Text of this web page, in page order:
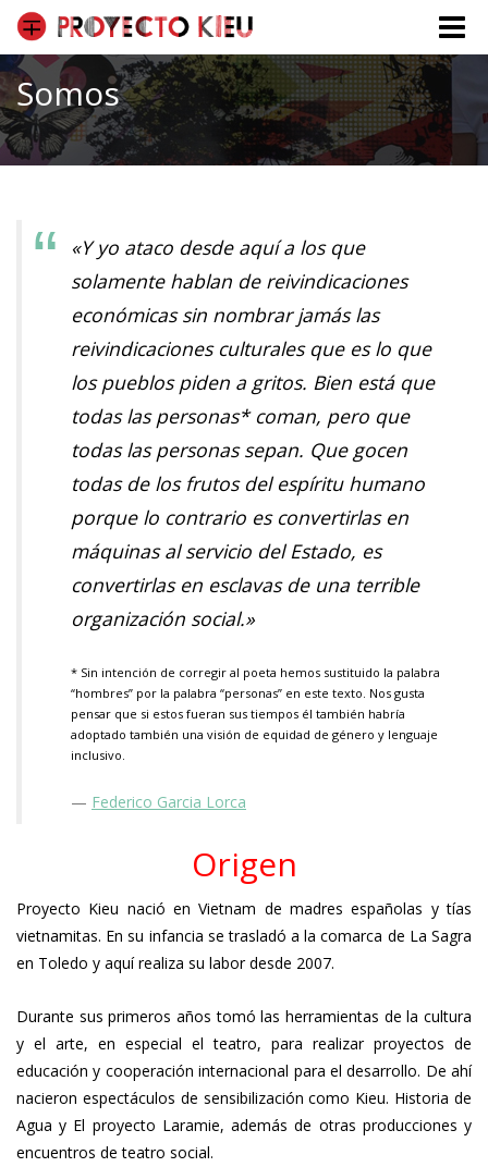
Toggle
Somos
«Y yo ataco desde aquí a los que
solamente hablan de reivindicaciones
económicas sin nombrar jamás las
reivindicaciones culturales que es lo que
los pueblos piden a gritos. Bien está que
todas las personas* coman, pero que
todas las personas sepan. Que gocen
todas de los frutos del espíritu humano
porque lo contrario es convertirlas en
máquinas al servicio del Estado, es
convertirlas en esclavas de una terrible
organización social.»
* Sin intención de corregir al poeta hemos sustituido la palabra
“hombres” por la palabra “personas” en este texto. Nos gusta
pensar que si estos fueran sus tiempos él también habría
adoptado también una visión de equidad de género y lenguaje
inclusivo.
Federico Garcia Lorca
Origen
Proyecto Kieu nació en Vietnam de madres españolas y tías
vietnamitas. En su infancia se trasladó a la comarca de La Sagra
en Toledo y aquí realiza su labor desde 2007.
Durante sus primeros años tomó las herramientas de la cultura
y el arte, en especial el teatro, para realizar proyectos de
educación y cooperación internacional para el desarrollo. De ahí
nacieron espectáculos de sensibilización como Kieu. Historia de
Agua y El proyecto Laramie, además de otras producciones y
encuentros de teatro social.